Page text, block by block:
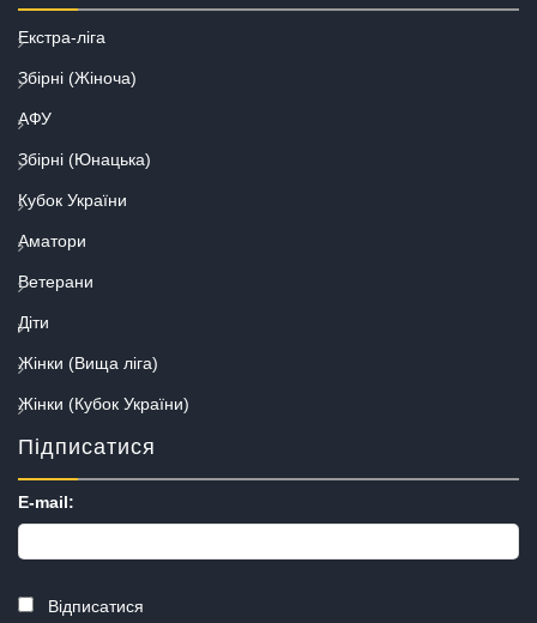
Екстра-ліга
Збірні (Жіноча)
АФУ
Збірні (Юнацька)
Кубок України
Аматори
Ветерани
Діти
Жінки (Вища ліга)
Жінки (Кубок України)
Підписатися
E-mail:
Відписатися